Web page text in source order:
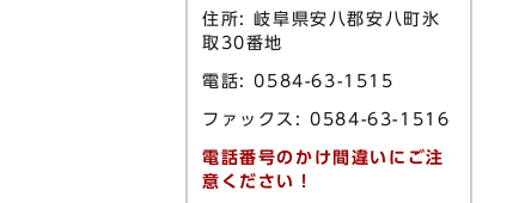
住所: 岐阜県安八郡安八町氷
取30番地
電話: 0584-63-1515
ファックス: 0584-63-1516
電話番号のかけ間違いにご注
意ください！